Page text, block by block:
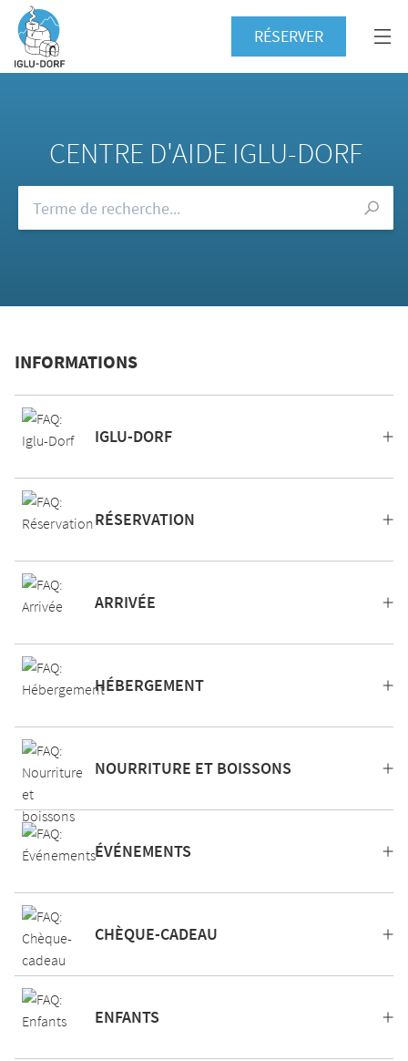
RÉSERVER
CENTRE D'AIDE IGLU-DORF
INFORMATIONS
IGLU-DORF
RÉSERVATION
ARRIVÉE
HÉBERGEMENT
NOURRITURE ET BOISSONS
ÉVÉNEMENTS
CHÈQUE-CADEAU
ENFANTS